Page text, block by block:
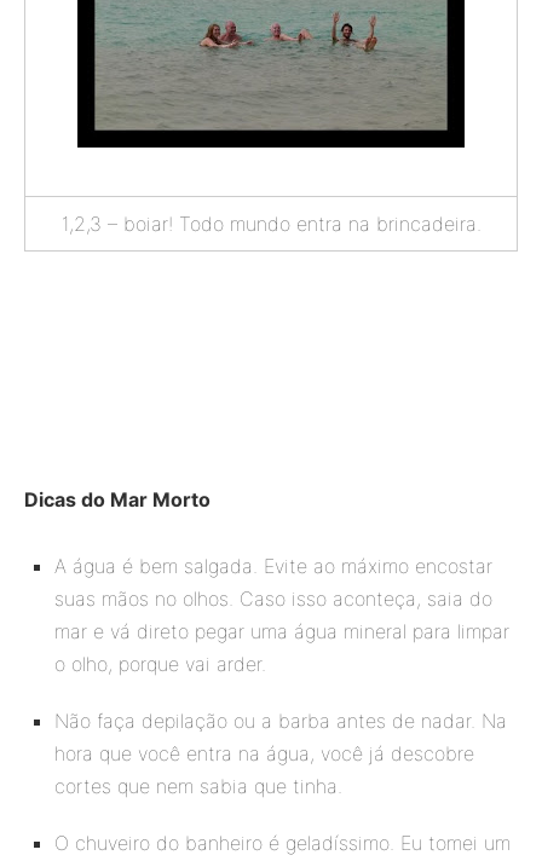
1,2,3 – boiar! Todo mundo entra na brincadeira.
Dicas do Mar Morto
A água é bem salgada. Evite ao máximo encostar
suas mãos no olhos. Caso isso aconteça, saia do
mar e vá direto pegar uma água mineral para limpar
o olho, porque vai arder.
Não faça depilação ou a barba antes de nadar. Na
hora que você entra na água, você já descobre
cortes que nem sabia que tinha.
O chuveiro do banheiro é geladíssimo. Eu tomei um